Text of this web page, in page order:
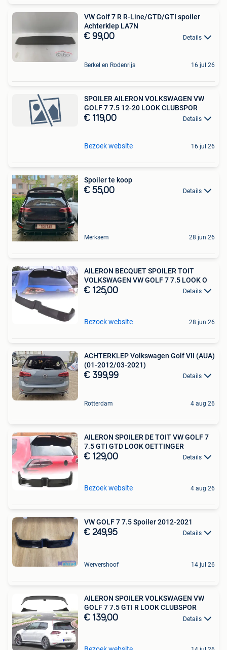
VW Golf 7 R R-Line/GTD/GTI spoiler
Achterklep LA7N
€ 99,00 Details
Berkel en Rodenrijs 16 jul 26
SPOILER AILERON VOLKSWAGEN VW
GOLF 7 7.5 12-20 LOOK CLUBSPOR
€ 119,00 Details
Bezoek website 16 jul 26
Spoiler te koop
€ 55,00 Details
Merksem 28 jun 26
AILERON BECQUET SPOILER TOIT
VOLKSWAGEN VW GOLF 7 7.5 LOOK O
€ 125,00 Details
Bezoek website 28 jun 26
ACHTERKLEP Volkswagen Golf VII (AUA)
(01-2012/03-2021)
€ 399,99 Details
Rotterdam 4 aug 26
AILERON SPOILER DE TOIT VW GOLF 7
7.5 GTI GTD LOOK OETTINGER
€ 129,00 Details
Bezoek website 4 aug 26
VW GOLF 7 7.5 Spoiler 2012-2021
€ 249,95 Details
Wervershoof 14 jul 26
AILERON SPOILER VOLKSWAGEN VW
GOLF 7 7.5 GTI R LOOK CLUBSPOR
€ 139,00 Details